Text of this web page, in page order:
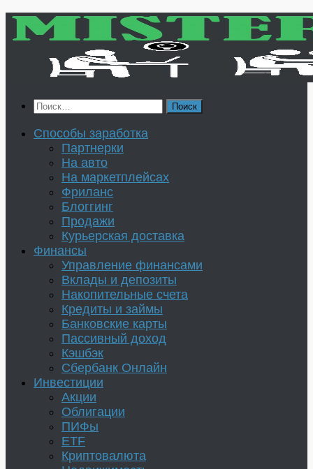
Перейти
Найти:
Способы заработка
Партнерки
На авто
На маркетплейсах
Фриланс
Блоггинг
Продажи
Курьерская доставка
Финансы
Управление финансами
Вклады и депозиты
Накопительные счета
Кредиты и займы
Банковские карты
Пассивный доход
Кэшбэк
Сбербанк Онлайн
Инвестиции
Акции
Облигации
ПИФы
ETF
Криптовалюта